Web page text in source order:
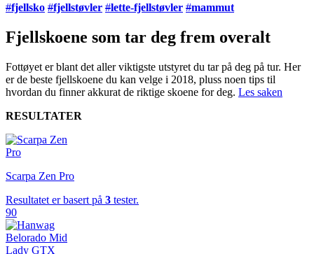
#fjellsko #fjellstøvler #lette-fjellstøvler #mammut
Fjellskoene som tar deg frem overalt
Fottøyet er blant det aller viktigste utstyret du tar på deg på tur. Her
er de beste fjellskoene du kan velge i 2018, pluss noen tips til
hvordan du finner akkurat de riktige skoene for deg. Les saken
RESULTATER
Scarpa Zen Pro
Resultatet er basert på 3 tester.
90